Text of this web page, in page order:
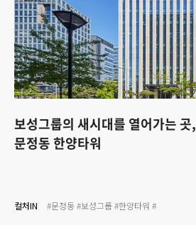
보성그룹의 새시대를 열어가는 곳,
문정동 한양타워
컬처IN #문정동#보성그룹#한양타워 #